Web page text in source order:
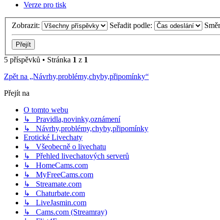
Verze pro tisk
Zobrazit: Seřadit podle:
5 příspěvků • Stránka 1 z 1
Zpět na „Návrhy,problémy,chyby,připomínky“
Přejít na
O tomto webu
↳ Pravidla,novinky,oznámení
↳ Návrhy,problémy,chyby,připomínky
Erotické Livechaty
↳ Všeobecně o livechatu
↳ Přehled livechatových serverů
↳ HomeCams.com
↳ MyFreeCams.com
↳ Streamate.com
↳ Chaturbate.com
↳ LiveJasmin.com
↳ Cams.com (Streamray)